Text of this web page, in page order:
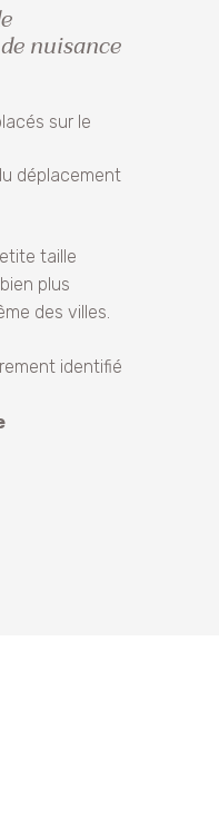
nuisance
sur le
déplacement
taille
plus
des villes.
identifié